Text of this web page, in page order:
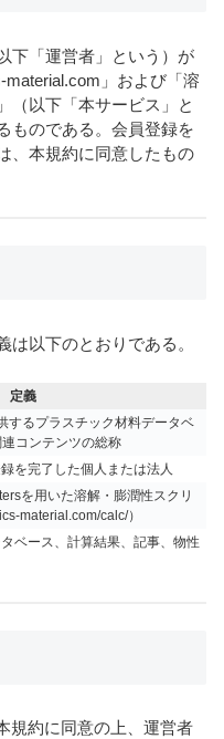
下「運営者」という）が
」および「溶
（以下「本サービス」と
ものである。会員登録を
、本規約に同意したもの
以下のとおりである。
定義
するプラスチック材料データベ
コンテンツの総称
を完了した個人または法人
を用いた溶解・膨潤性スクリ
material.com/calc/）
ベース、計算結果、記事、物性
規約に同意の上、運営者